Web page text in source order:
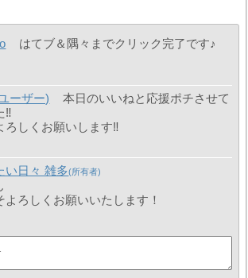
はてブ＆隅々までクリック完了です♪
ーザー)
本日のいいねと応援ポチさせて
‼
ろしくお願いします‼
い日々 雑多
よろしくお願いいたします！